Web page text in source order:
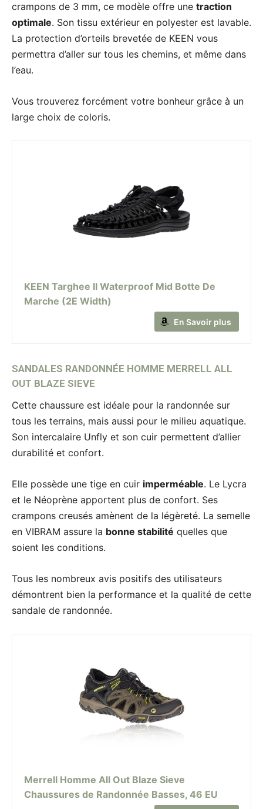
crampons de 3 mm, ce modèle offre une traction
optimale. Son tissu extérieur en polyester est lavable.
La protection d’orteils brevetée de KEEN vous
permettra d’aller sur tous les chemins, et même dans
l’eau.
Vous trouverez forcément votre bonheur grâce à un
large choix de coloris.
KEEN Targhee II Waterproof Mid Botte De
Marche (2E Width)
En Savoir plus
SANDALES RANDONNÉE HOMME MERRELL ALL
OUT BLAZE SIEVE
Cette chaussure est idéale pour la randonnée sur
tous les terrains, mais aussi pour le milieu aquatique.
Son intercalaire Unfly et son cuir permettent d’allier
durabilité et confort.
Elle possède une tige en cuir imperméable. Le Lycra
et le Néoprène apportent plus de confort. Ses
crampons creusés amènent de la légèreté. La semelle
en VIBRAM assure la bonne stabilité quelles que
soient les conditions.
Tous les nombreux avis positifs des utilisateurs
démontrent bien la performance et la qualité de cette
sandale de randonnée.
Merrell Homme All Out Blaze Sieve
Chaussures de Randonnée Basses, 46 EU